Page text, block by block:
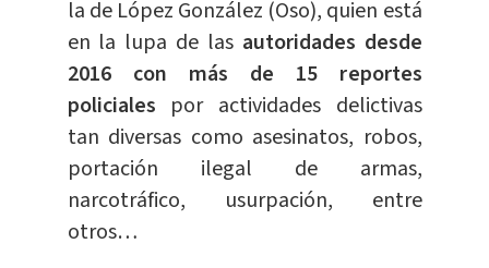
la de López González (Oso), quien está
en la lupa de las autoridades desde
2016 con más de 15 reportes
policiales por actividades delictivas
tan diversas como asesinatos, robos,
portación ilegal de armas,
narcotráfico, usurpación, entre
otros…